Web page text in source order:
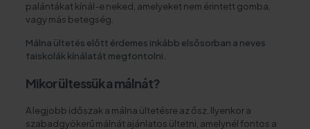
palántákat kínál-e neked, amelyeket nem érintett gomba,
vagy más betegség.
Málna ültetés előtt érdemes inkább elsősorban a neves
faiskolák kínálatát megfontolni.
Mikor ültessük a málnát?
A legjobb időszak a málna ültetésre az ősz. Ilyenkor a
szabadgyökerű málnát ajánlatos ültetni, amelynél fontos a